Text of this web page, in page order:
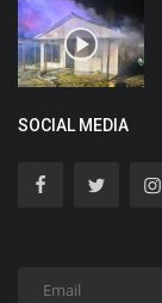
SOCIAL MEDIA